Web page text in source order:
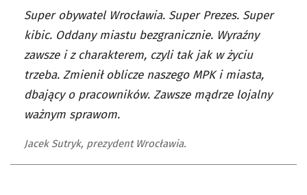
Super obywatel Wrocławia. Super Prezes. Super
kibic. Oddany miastu bezgranicznie. Wyraźny
zawsze i z charakterem, czyli tak jak w życiu
trzeba. Zmienił oblicze naszego MPK i miasta,
dbający o pracowników. Zawsze mądrze lojalny
ważnym sprawom.
Jacek Sutryk, prezydent Wrocławia.